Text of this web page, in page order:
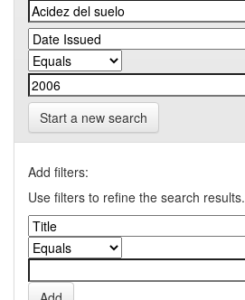
Start a new search
Add filters:
Use filters to refine the search results.